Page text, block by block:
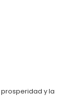
y la